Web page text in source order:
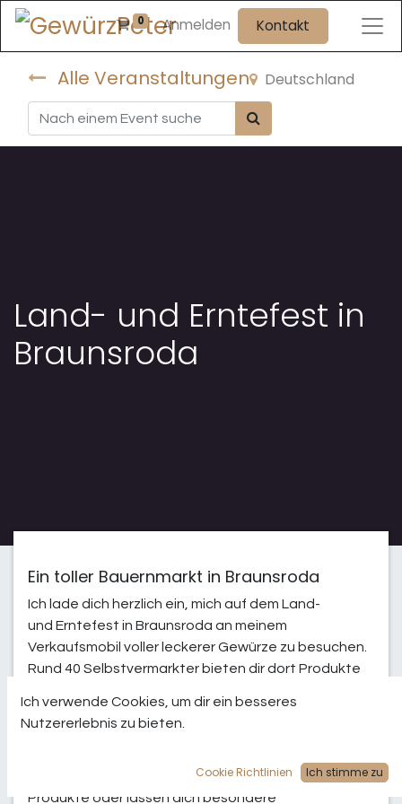
0 Anmelden Kontakt
Alle Veranstaltungen Deutschland
Land- und Erntefest in
Braunsroda
Ein toller Bauernmarkt in Braunsroda
Ich lade dich herzlich ein, mich auf dem Land-
und Erntefest in Braunsroda an meinem
Verkaufsmobil voller leckerer Gewürze zu besuchen.
Rund 40 Selbstvermarkter bieten dir dort Produkte
kannst du ohne Stress an der frischen Luft, frische
dir etwas über die Herkunft und der Produktion ihrer
Produkte oder lassen dich besondere
Ich verwende Cookies, um dir ein besseres
Nutzererlebnis zu bieten.
Cookie Richtlinien Ich stimme zu